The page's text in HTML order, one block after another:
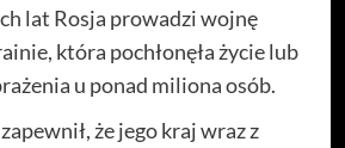
lat Rosja prowadzi wojnę
która pochłonęła życie lub
u ponad miliona osób.
że jego kraj wraz z